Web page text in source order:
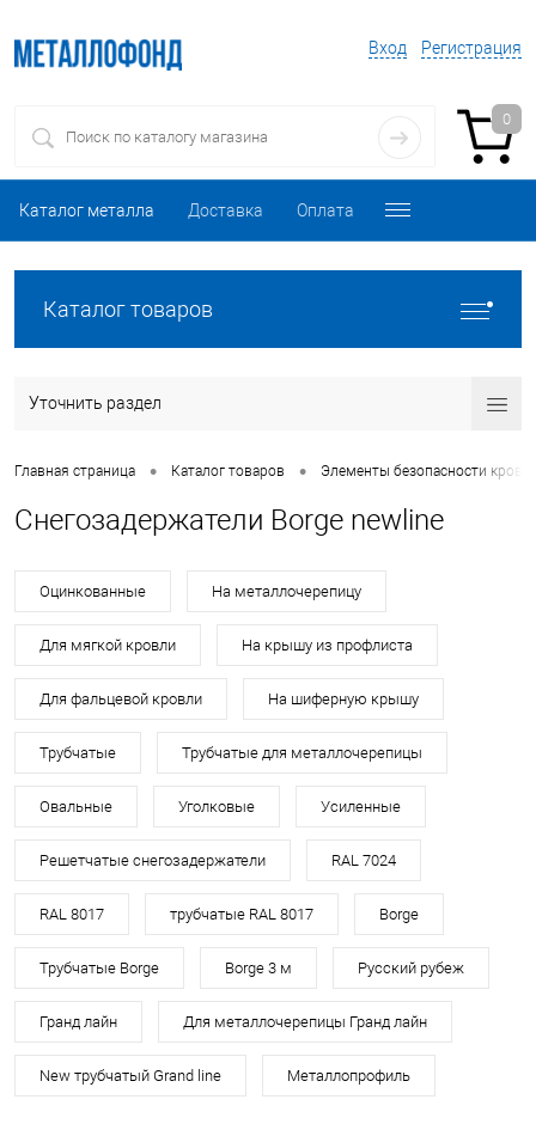
Вход Регистрация
0
Каталог металла Доставка Оплата
Каталог товаров
Уточнить раздел
Главная страница • Каталог товаров • Элементы безопасности
Снегозадержатели Borge newline
Оцинкованные На металлочерепицу
Для мягкой кровли На крышу из профлиста
Для фальцевой кровли На шиферную крышу
Трубчатые Трубчатые для металлочерепицы
Овальные Уголковые Усиленные
Решетчатые снегозадержатели RAL 7024
RAL 8017 трубчатые RAL 8017 Borge
Трубчатые Borge Borge 3 м Русский рубеж
Гранд лайн Для металлочерепицы Гранд лайн
New трубчатый Grand line Металлопрофиль